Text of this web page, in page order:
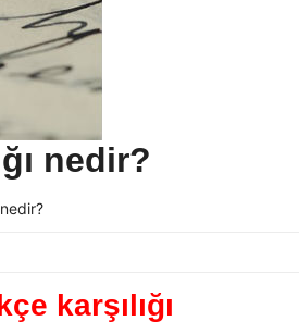
nedir?
karşılığı